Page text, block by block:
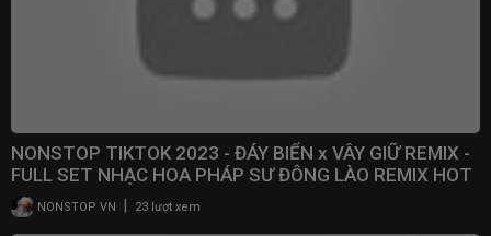
NONSTOP TIKTOK 2023 - ĐÁY BIỂN x VÂY GIỮ REMIX -
FULL SET NHẠC HOA PHÁP SƯ ĐÔNG LÀO REMIX HOT
2023NONSTOP VN 23 lượt xem